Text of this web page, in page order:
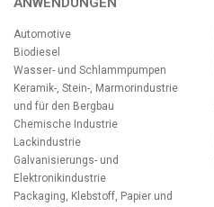
Automotive
Biodiesel
Wasser- und Schlammpumpen
Keramik-, Stein-, Marmorindustrie
und für den Bergbau
Chemische Industrie
Lackindustrie
Galvanisierungs- und
Elektronikindustrie
Packaging, Klebstoff, Papier und